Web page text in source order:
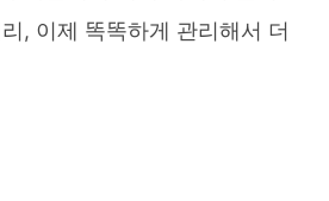
, 이제 똑똑하게 관리해서 더